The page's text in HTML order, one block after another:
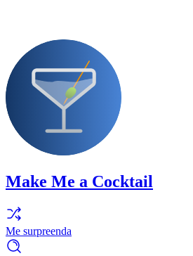
Make Me a Cocktail
Me surpreenda